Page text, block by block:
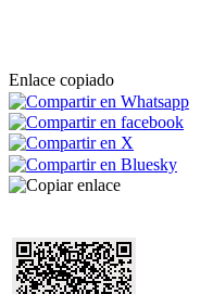
Enlace copiado